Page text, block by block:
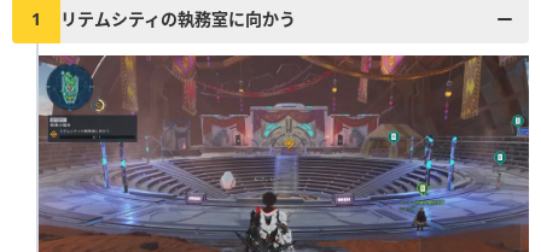
1 リテムシティの執務室に向かう